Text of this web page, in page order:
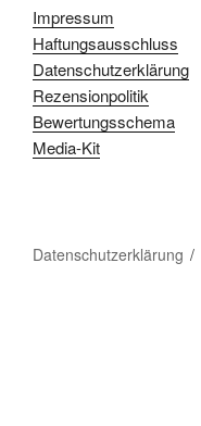
Impressum
Haftungsausschluss
Datenschutzerklärung
Rezensionpolitik
Bewertungsschema
Media-Kit
Datenschutzerklärung